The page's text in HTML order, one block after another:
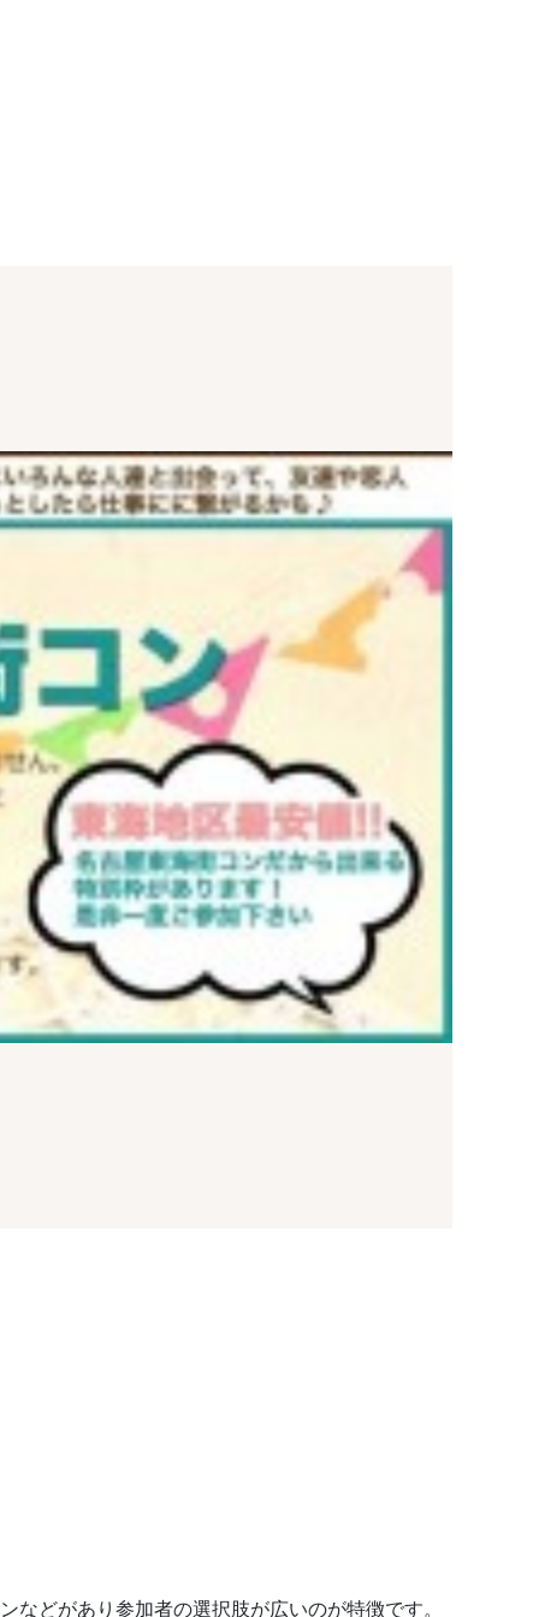
どがあり参加者の選択肢が広いのが特徴です。